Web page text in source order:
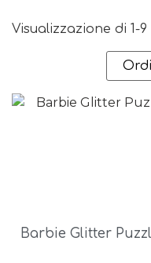
Visualizzazione di 1-9
Barbie Glitter